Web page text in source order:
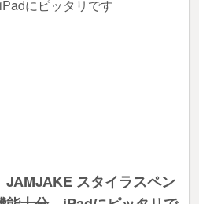
JAMJAKE スタイラスペン